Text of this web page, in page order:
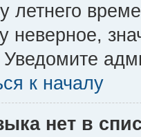
летнего
неверное,
Уведомите
к началу
нет в